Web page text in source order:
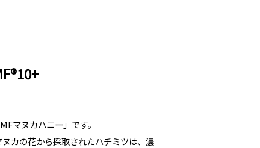
マヌカハニー」です。
カの花から採取されたハチミツは、濃